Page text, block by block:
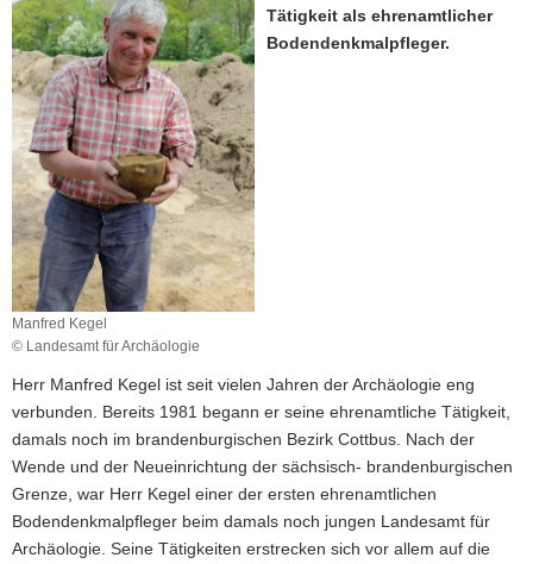
a
v
i
g
a
t
i
o
n
Manfred Kegel
© Landesamt für Archäologie
Tätigkeit als ehrenamtlicher
Bodendenkmalpfleger.
Herr Manfred Kegel ist seit vielen Jahren der Archäologie eng
verbunden. Bereits 1981 begann er seine ehrenamtliche Tätigkeit,
damals noch im brandenburgischen Bezirk Cottbus. Nach der
Wende und der Neueinrichtung der sächsisch- brandenburgischen
Grenze, war Herr Kegel einer der ersten ehrenamtlichen
Bodendenkmalpfleger beim damals noch jungen Landesamt für
Archäologie. Seine Tätigkeiten erstrecken sich vor allem auf die